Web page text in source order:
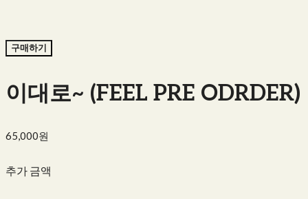
구매하기
이대로~ (FEEL PRE ODRDER)
65,000원
추가 금액